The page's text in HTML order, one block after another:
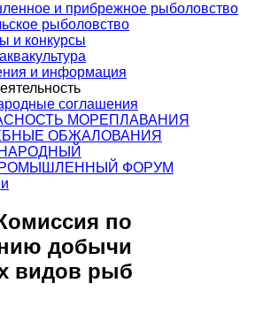
и прибрежное рыболовство
рыболовство
и конкурсы
и информация
соглашения
МОРЕПЛАВАНИЯ
ОБЖАЛОВАНИЯ
ФОРУМ
по
добычи
видов рыб